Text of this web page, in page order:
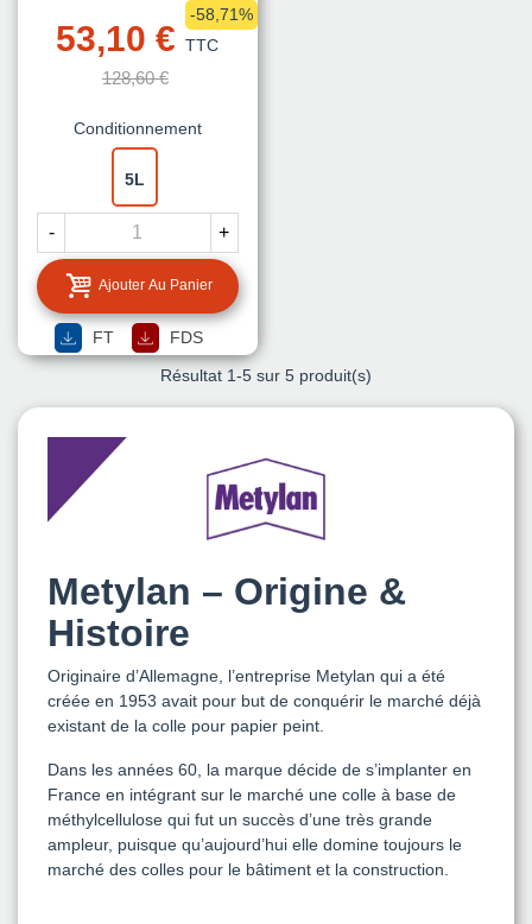
53,10 € TTC
128,60 €
-58,71%
Conditionnement
5L
- +
Ajouter Au Panier
FT
FDS
Résultat 1-5 sur 5 produit(s)
Metylan – Origine &
Histoire
Originaire d’Allemagne, l’entreprise Metylan qui a été
créée en 1953 avait pour but de conquérir le marché déjà
existant de la colle pour papier peint.
Dans les années 60, la marque décide de s’implanter en
France en intégrant sur le marché une colle à base de
méthylcellulose qui fut un succès d’une très grande
ampleur, puisque qu’aujourd’hui elle domine toujours le
marché des colles pour le bâtiment et la construction.